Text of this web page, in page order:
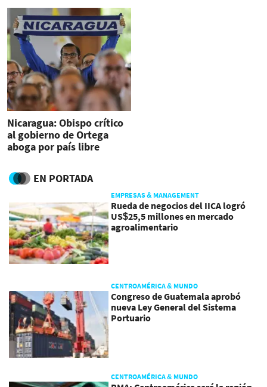
Nicaragua: Obispo crítico
al gobierno de Ortega
aboga por país libre
EN PORTADA
EMPRESAS & MANAGEMENT
Rueda de negocios del IICA logró
US$25,5 millones en mercado
agroalimentario
CENTROAMÉRICA & MUNDO
Congreso de Guatemala aprobó
nueva Ley General del Sistema
Portuario
CENTROAMÉRICA & MUNDO